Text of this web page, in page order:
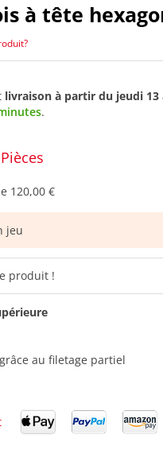
à tête
livraison à partir du jeudi
.
120,00 €
jeu
produit !
au filetage partiel